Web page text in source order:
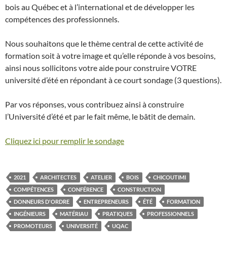
bois au Québec et à l’international et de développer les
compétences des professionnels.
Nous souhaitons que le thème central de cette activité de
formation soit à votre image et qu’elle réponde à vos besoins,
ainsi nous sollicitons votre aide pour construire VOTRE
université d’été en répondant à ce court sondage (3 questions).
Par vos réponses, vous contribuez ainsi à construire
l’Université d’été et par le fait même, le bâtit de demain.
Cliquez ici pour remplir le sondage
2021 ARCHITECTES ATELIER BOIS
CHICOUTIMI
COMPÉTENCES
CONFÉRENCE
CONSTRUCTION
DONNEURS D'ORDRE
ENTREPRENEURS ÉTÉ
FORMATION
INGÉNIEURS
MATÉRIAU PRATIQUES
PROFESSIONNELS
PROMOTEURS
UNIVERSITÉ UQAC